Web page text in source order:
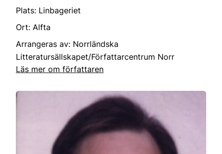
Plats: Linbageriet
Ort: Alfta
Arrangeras av: Norrländska
Litteratursällskapet/Författarcentrum Norr
Läs mer om författaren